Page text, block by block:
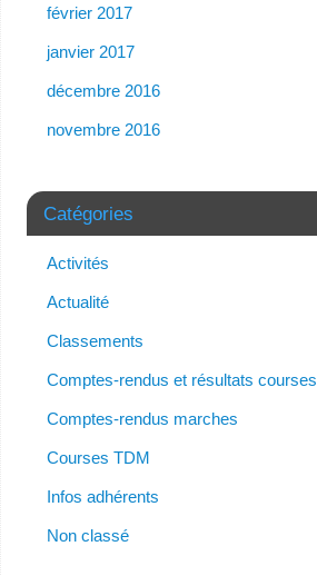
février 2017
janvier 2017
décembre 2016
novembre 2016
Catégories
Activités
Actualité
Classements
Comptes-rendus et résultats courses
Comptes-rendus marches
Courses TDM
Infos adhérents
Non classé